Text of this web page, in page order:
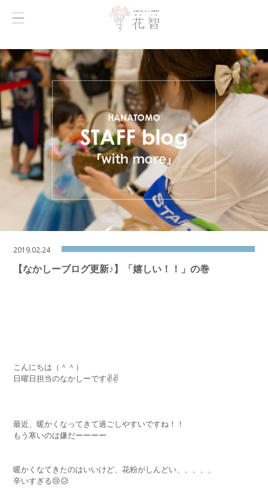
2019.02.24
【なかしーブログ更新♪】「嬉しい！！」の巻
こんにちは（＾＾）
日曜日担当のなかしーです✌️✌️
最近、暖かくなってきて過ごしやすいですね！！
もう寒いのは嫌だーーーー
暖かくなてきたのはいいけど、花粉がしんどい、、、、、
辛いすぎる😢😥